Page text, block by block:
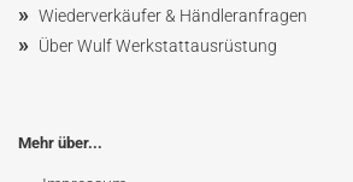
» Wiederverkäufer & Händleranfragen
» Über Wulf Werkstattausrüstung
Mehr über...